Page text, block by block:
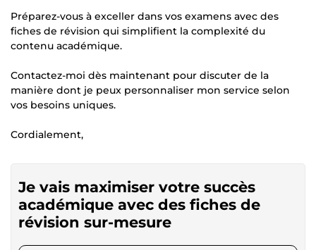
Préparez-vous à exceller dans vos examens avec des
fiches de révision qui simplifient la complexité du
contenu académique.
Contactez-moi dès maintenant pour discuter de la
manière dont je peux personnaliser mon service selon
vos besoins uniques.
Cordialement,
Je vais maximiser votre succès
académique avec des fiches de
révision sur-mesure